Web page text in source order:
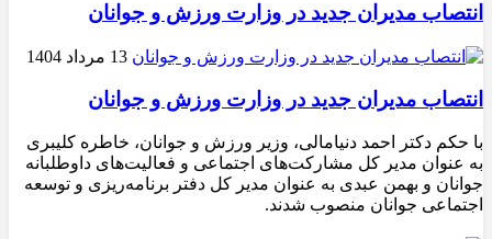
انتصاب مدیران جدید در وزارت ورزش و جوانان
13 مرداد 1404
انتصاب مدیران جدید در وزارت ورزش و جوانان
با حکم دکتر احمد دنیامالی، وزیر ورزش و جوانان، خاطره کلیبری
به عنوان مدیر کل مشارکت‌های اجتماعی و فعالیت‌های داوطلبانه
جوانان و بهمن عبدی به عنوان مدیر کل دفتر برنامه‌ریزی و توسعه
اجتماعی جوانان منصوب شدند.